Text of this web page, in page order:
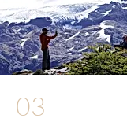
03